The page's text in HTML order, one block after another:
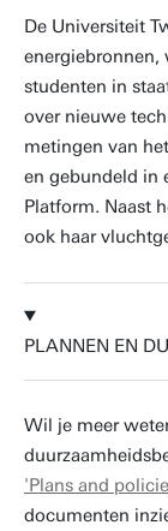
De Universiteit
energiebronnen,
studenten in
over nieuwe
metingen van
en gebundeld in
Platform. Naast
ook haar
PLANNEN EN
Wil je meer
'Plans and
documenten